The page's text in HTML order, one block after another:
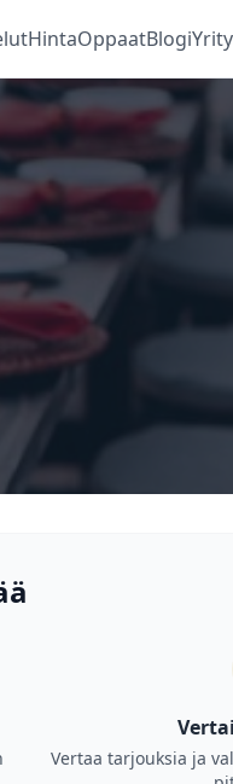
HintaOppaatBlogi
Vertaa tarjouksia ja